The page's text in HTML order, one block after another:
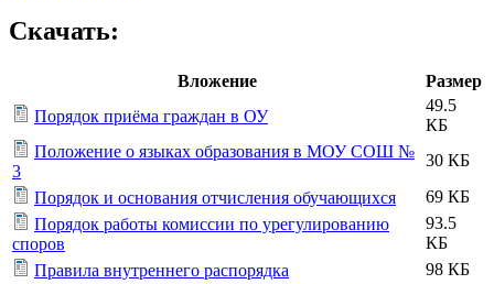
Скачать:
Вложение
Размер
Порядок приёма граждан в ОУ
49.5
КБ
Положение о языках образования в МОУ СОШ №
3
30 КБ
Порядок и основания отчисления обучающихся
69 КБ
Порядок работы комиссии по урегулированию
споров
93.5
КБ
Правила внутреннего распорядка
98 КБ